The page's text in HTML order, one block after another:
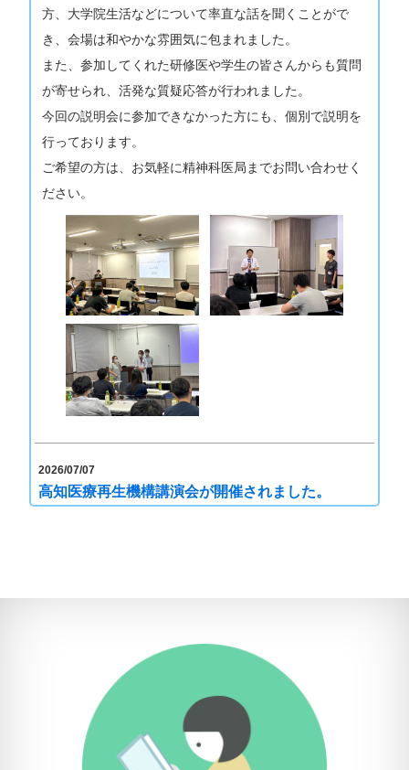
名、ご所属、職種、受講方法を記載して 、メールにてお申
込みください。
2026年6月3日（水）
ク 院長）
詳細はこちら≫
本日開催の『クリストファー・ギルバーグ博士
による講演会』イベント中止のお知らせ
本日予定しておりましたイベントは、都合により
中止とさせていただきました。
参加お申込みの皆さまには、すでにご案内申し上
げておりますが、 掲示板でのご案内が遅くなりま
したことを、深くお詫び申し上げます。
The latest findings on neurodevelopmental disorders with
a focus on autism spectrum disorders
ギルバーグ先生が御来日されます。
ZOOMでのハイブリッド開催ではありますが、来高とな
方、大学院生活などについて率直な話を聞くことがで
き、会場は和やかな雰囲気に包まれました。
また、参加してくれた研修医や学生の皆さんからも質問
が寄せられ、活発な質疑応答が行われました。
今回の説明会に参加できなかった方にも、個別で説明を
行っております。
ご希望の方は、お気軽に精神科医局までお問い合わせく
ださい。
2026/07/07
高知医療再生機構講演会が開催されました。
ジ」のご講演いただきました。
ピアサポートや精神科の患者さんのがん治療についてな
ど、有意義な学びの機会となりました。